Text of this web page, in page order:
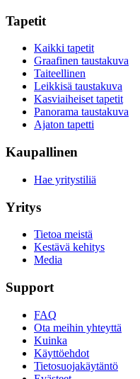
Tapetit
Kaikki tapetit
Graafinen taustakuva
Taiteellinen
Leikkisä taustakuva
Kasviaiheiset tapetit
Panorama taustakuva
Ajaton tapetti
Kaupallinen
Hae yritystiliä
Yritys
Tietoa meistä
Kestävä kehitys
Media
Support
FAQ
Ota meihin yhteyttä
Kuinka
Käyttöehdot
Tietosuojakäytäntö